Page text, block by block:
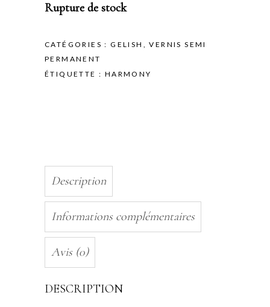
Rupture de stock
CATÉGORIES :GELISH ,VERNIS SEMI
PERMANENT
ÉTIQUETTE : HARMONY
Description
Informations complémentaires
Avis (0)
DESCRIPTION